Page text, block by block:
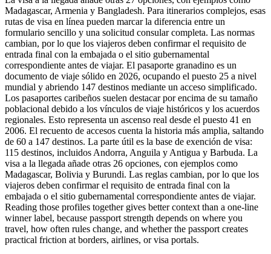
Madagascar, Armenia y Bangladesh. Para itinerarios complejos, esas
rutas de visa en línea pueden marcar la diferencia entre un
formulario sencillo y una solicitud consular completa. Las normas
cambian, por lo que los viajeros deben confirmar el requisito de
entrada final con la embajada o el sitio gubernamental
correspondiente antes de viajar. El pasaporte granadino es un
documento de viaje sólido en 2026, ocupando el puesto 25 a nivel
mundial y abriendo 147 destinos mediante un acceso simplificado.
Los pasaportes caribeños suelen destacar por encima de su tamaño
poblacional debido a los vínculos de viaje históricos y los acuerdos
regionales. Esto representa un ascenso real desde el puesto 41 en
2006. El recuento de accesos cuenta la historia más amplia, saltando
de 60 a 147 destinos. La parte útil es la base de exención de visa:
115 destinos, incluidos Andorra, Anguila y Antigua y Barbuda. La
visa a la llegada añade otras 26 opciones, con ejemplos como
Madagascar, Bolivia y Burundi. Las reglas cambian, por lo que los
viajeros deben confirmar el requisito de entrada final con la
embajada o el sitio gubernamental correspondiente antes de viajar.
Reading those profiles together gives better context than a one-line
winner label, because passport strength depends on where you
travel, how often rules change, and whether the passport creates
practical friction at borders, airlines, or visa portals.